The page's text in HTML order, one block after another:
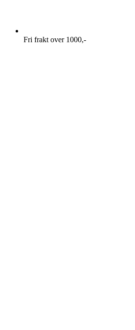
Fri frakt over 1000,-